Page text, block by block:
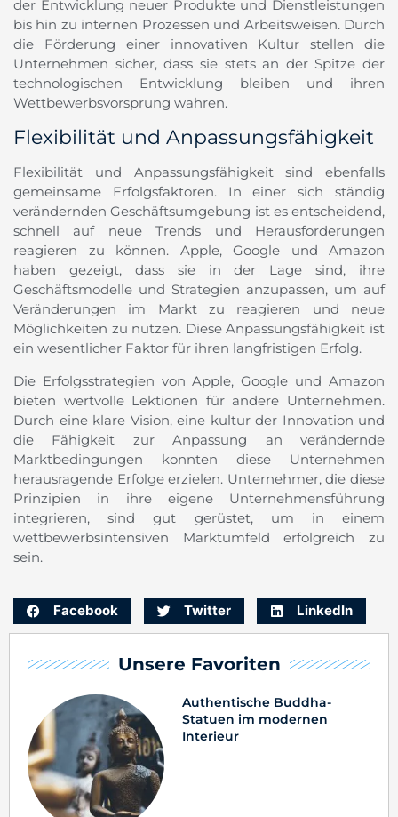
Unsere Favoriten
Authentische Buddha-
Statuen im modernen
Interieur
der Entwicklung neuer Produkte und Dienstleistungen
bis hin zu internen Prozessen und Arbeitsweisen. Durch
die Förderung einer innovativen Kultur stellen die
Unternehmen sicher, dass sie stets an der Spitze der
technologischen Entwicklung bleiben und ihren
Wettbewerbsvorsprung wahren.
Flexibilität und Anpassungsfähigkeit
Flexibilität und Anpassungsfähigkeit sind ebenfalls
gemeinsame Erfolgsfaktoren. In einer sich ständig
verändernden Geschäftsumgebung ist es entscheidend,
schnell auf neue Trends und Herausforderungen
reagieren zu können. Apple, Google und Amazon
haben gezeigt, dass sie in der Lage sind, ihre
Geschäftsmodelle und Strategien anzupassen, um auf
Veränderungen im Markt zu reagieren und neue
Möglichkeiten zu nutzen. Diese Anpassungsfähigkeit ist
ein wesentlicher Faktor für ihren langfristigen Erfolg.
Die Erfolgsstrategien von Apple, Google und Amazon
bieten wertvolle Lektionen für andere Unternehmen.
Durch eine klare Vision, eine kultur der Innovation und
die Fähigkeit zur Anpassung an verändernde
Marktbedingungen konnten diese Unternehmen
herausragende Erfolge erzielen. Unternehmer, die diese
Prinzipien in ihre eigene Unternehmensführung
integrieren, sind gut gerüstet, um in einem
wettbewerbsintensiven Marktumfeld erfolgreich zu
sein.
Facebook Twitter LinkedIn